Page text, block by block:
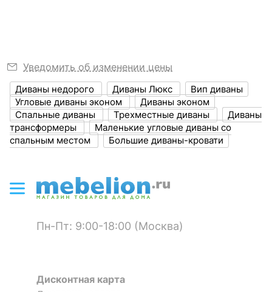
Глубина, мм ? 1410
Высота, мм ? 900
Размер упаковки,
мм
180х630х800,
180х630х800,
1330х430х720,
700х700х20
куб. м
Цвет обивки
Уведомить об изменении цены
Диваны недорого Диваны Люкс
Вип диваны
Угловые диваны эконом
Диваны эконом
Спальные диваны
Трехместные диваны
Диваны
трансформеры
Маленькие угловые диваны со
спальным местом
Большие диваны-кровати
Пн-Пт: 9:00-18:00 (Москва)
Дисконтная карта